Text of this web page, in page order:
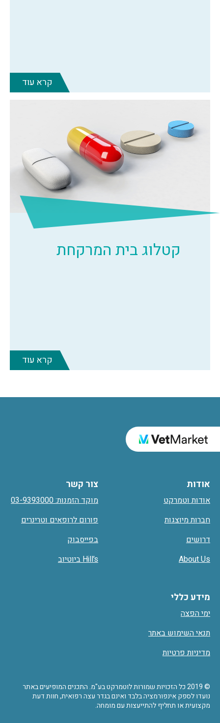
קרא עוד
קטלוג בית המרקחת
קרא עוד
אודות
אודות וטמרקט
חברות מיוצגות
דרושים
About Us
מידע כללי
ימי הפצה
תנאי השימוש באתר
מדיניות פרטיות
צור קשר
מוקד הזמנות: 03-9393000
פורום לרופאים וטרינרים
בפייסבוק
Hill’s ביוטיוב
© 2019 כל הזכויות שמורות לוטמרקט בע"מ. התכנים המופיעים באתר
נועדו לספק אינפורמציה בלבד ואינם בגדר עצה רפואית, חוות דעת
מקצועית או תחליף להתייעצות עם מומחה.